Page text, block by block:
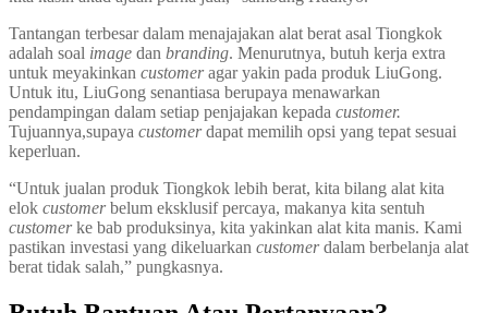
Tantangan terbesar dalam menajajakan alat berat asal Tiongkok
adalah soal image dan branding. Menurutnya, butuh kerja extra
untuk meyakinkan customeragar yakin pada produk LiuGong.
Untuk itu, LiuGong senantiasa berupaya menawarkan
pendampingan dalam setiap penjajakan kepada customer.
Tujuannya,supaya customerdapat memilih opsi yang tepat sesuai
keperluan.
“Untuk jualan produk Tiongkok lebih berat, kita bilang alat kita
elok customerbelum eksklusif percaya, makanya kita sentuh
customerke bab produksinya, kita yakinkan alat kita manis. Kami
pastikan investasi yang dikeluarkan customerdalam berbelanja alat
berat tidak salah,” pungkasnya.